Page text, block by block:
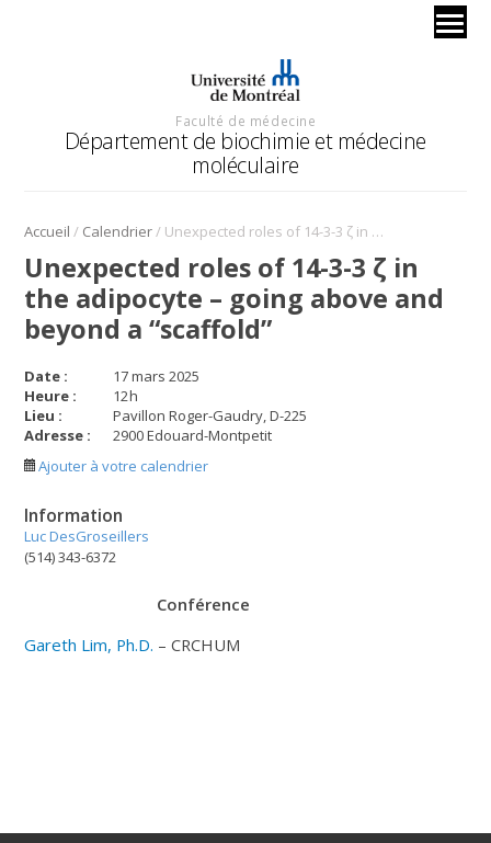
Faculté de médecine
Département de biochimie et médecine
moléculaire
Accueil / Calendrier/ Unexpected roles of 14-3-3 ζ in the adipocyte – going above and beyond a “scaffold”
Unexpected roles of 14-3-3 ζ in
the adipocyte – going above and
beyond a “scaffold”
Date :
17 mars 2025
Heure :
12h
Lieu :
Pavillon Roger-Gaudry, D-225
Adresse :
2900 Edouard-Montpetit
Ajouter à votre calendrier
Information
Luc DesGroseillers
(514) 343-6372
Conférence
Gareth Lim, Ph.D. – CRCHUM